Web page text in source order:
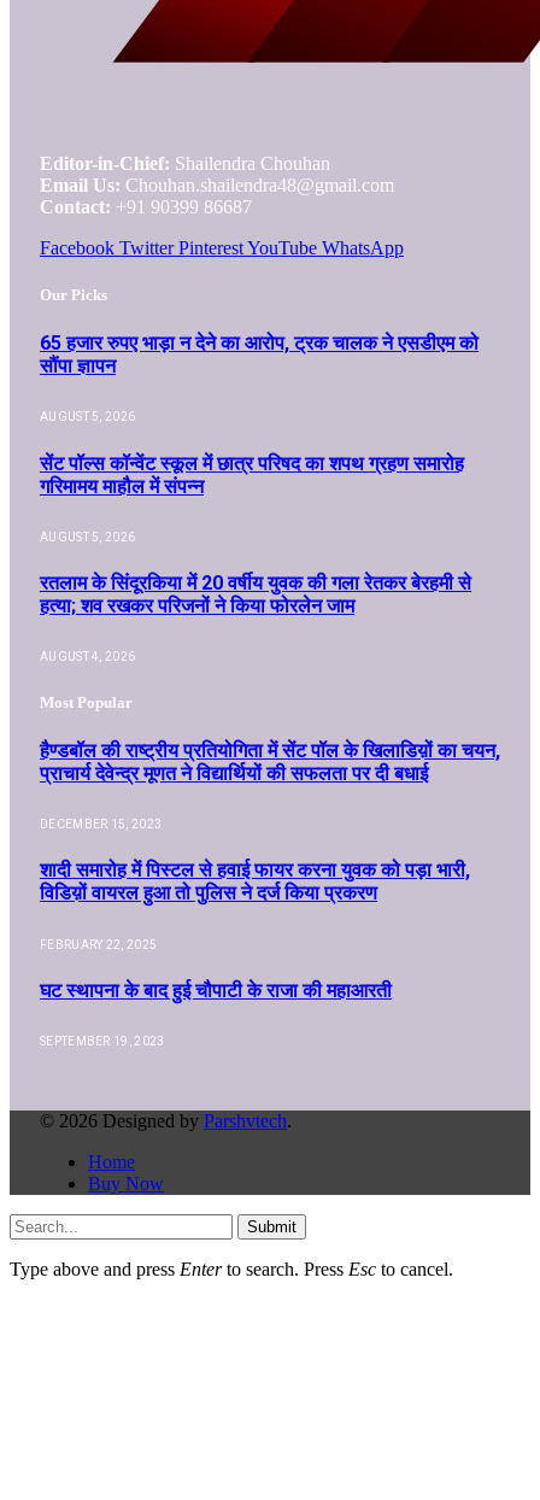
Editor-in-Chief: Shailendra Chouhan
Email Us: Chouhan.shailendra48@gmail.com
Contact: +91 90399 86687
Facebook Twitter PinterestYouTube WhatsApp
Our Picks
65 हजार रुपए भाड़ा न देने का आरोप, ट्रक चालक ने एसडीएम को
सौंपा ज्ञापन
AUGUST 5, 2026
सेंट पॉल्स कॉन्वेंट स्कूल में छात्र परिषद का शपथ ग्रहण समारोह
गरिमामय माहौल में संपन्न
AUGUST 5, 2026
रतलाम के सिंदूरकिया में 20 वर्षीय युवक की गला रेतकर बेरहमी से
हत्या; शव रखकर परिजनों ने किया फोरलेन जाम
AUGUST 4, 2026
Most Popular
हैण्डबॉल की राष्ट्रीय प्रतियोगिता में सेंट पॉल के खिलाडिय़ों का चयन,
प्राचार्य देवेन्द्र मूणत ने विद्यार्थियों की सफलता पर दी बधाई
DECEMBER 15, 2023
शादी समारोह में पिस्टल से हवाई फायर करना युवक को पड़ा भारी,
विडिय़ों वायरल हुआ तो पुलिस ने दर्ज किया प्रकरण
FEBRUARY 22, 2025
घट स्थापना के बाद हुई चौपाटी के राजा की महाआरती
SEPTEMBER 19, 2023
© 2026 Designed by Parshvtech.
Home
Buy Now
Submit
Type above and press Enterto search. Press Esc to cancel.